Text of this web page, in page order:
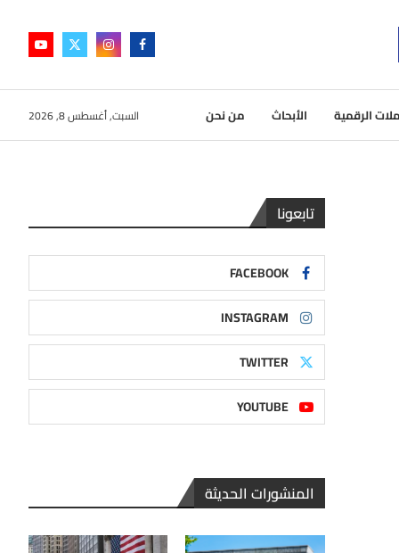
الرقمية الأبحاث من نحن السبت, أغسطس 8, 2026
تابعونا
FACEBOOK
INSTAGRAM
TWITTER
YOUTUBE
المنشورات الحديثة